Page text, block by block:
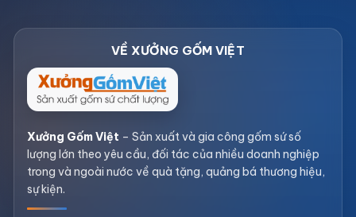
Xưởng Gốm Việt – Sản xuất và gia công gốm sứ số
lượng lớn theo yêu cầu, đối tác của nhiều doanh nghiệp
trong và ngoài nước về quà tặng, quảng bá thương hiệu,
sự kiện.